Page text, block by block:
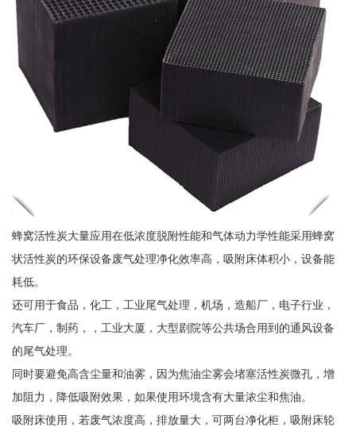
蜂窝活性炭大量应用在低浓度脱附性能和气体动力学性能采用蜂窝
状活性炭的环保设备废气处理净化效率高，吸附床体积小，设备能
耗低。
还可用于食品，化工，工业尾气处理，机场，造船厂，电子行业，
汽车厂，制药，，工业大厦，大型剧院等公共场合用到的通风设备
的尾气处理。
同时要避免高含尘量和油雾，因为焦油尘雾会堵塞活性炭微孔，增
加阻力，降低吸附效果，如果使用环境含有大量浓尘和焦油。
吸附床使用，若废气浓度高，排放量大，可两台净化柜，吸附床轮